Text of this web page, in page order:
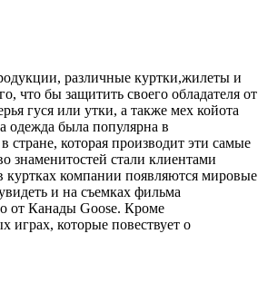
различные куртки,жилеты и
что бы защитить своего обладателя от
гуся или утки, а также мех койота
одежда была популярна в
стране, которая производит эти самые
знаменитостей стали клиентами
куртках компании появляются мировые
и на съемках фильма
от Канады Goose. Кроме
играх, которые повествует о